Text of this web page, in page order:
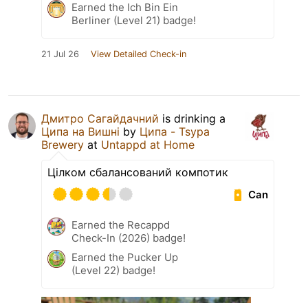
Earned the Ich Bin Ein
Berliner (Level 21) badge!
21 Jul 26 View Detailed Check-in
Дмитро Сагайдачний is drinking a
Ципа на Вишні by Ципа - Tsypa
Brewery at Untappd at Home
Цілком сбалансований компотик
Can
Earned the Recappd
Check-In (2026) badge!
Earned the Pucker Up
(Level 22) badge!